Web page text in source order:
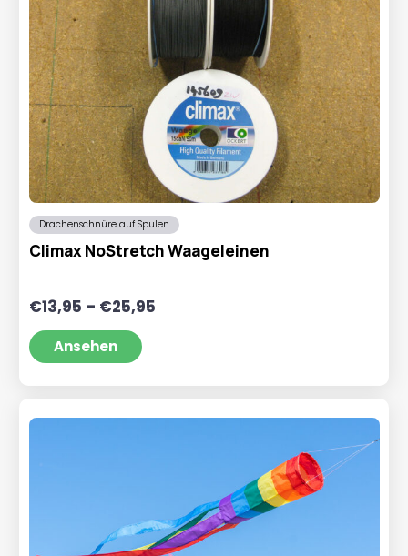
Drachenschnüre auf Spulen
Climax NoStretch Waageleinen
€13,95 – €25,95Preisspanne:
Ansehen